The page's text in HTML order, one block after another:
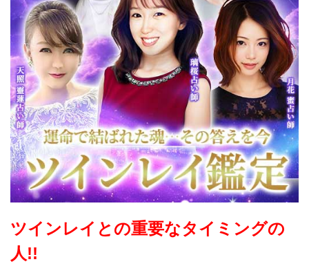
ツインレイとの重要なタイミングの
人!!